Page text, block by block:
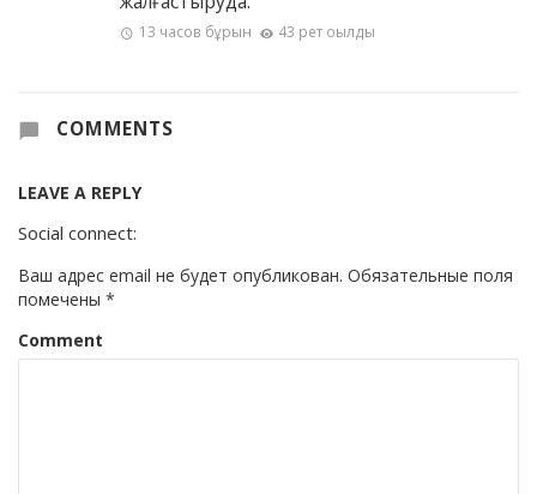
13 часов бұрын 43 рет оқылды
COMMENTS
LEAVE A REPLY
Social connect:
Ваш адрес email не будет опубликован. Обязательные поля
помечены *
Comment